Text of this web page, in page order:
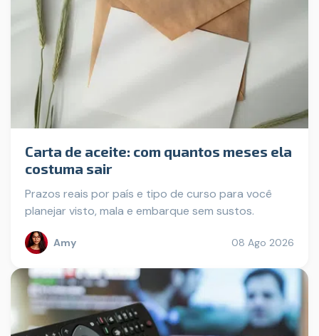
Carta de aceite: com quantos meses ela
costuma sair
Prazos reais por país e tipo de curso para você
planejar visto, mala e embarque sem sustos.
Amy 08 Ago 2026